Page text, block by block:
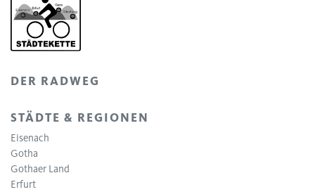
DER RADWEG
STÄDTE & REGIONEN
Eisenach
Gotha
Gothaer Land
Erfurt